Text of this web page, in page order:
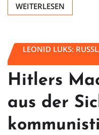
WEITERLESEN
LEONID LUKS:
Hitlers
aus der